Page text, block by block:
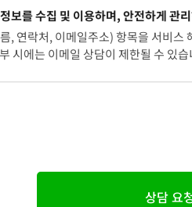
보를 수집 및 이용하며, 안전하게 관
, 연락처, 이메일주소) 항목을 서비
시에는 이메일 상담이 제한될 수 있습
상담 요